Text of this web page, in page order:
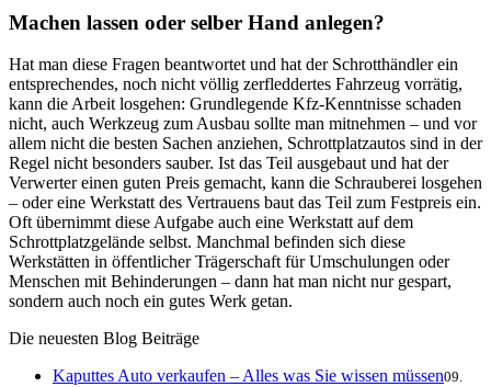
Machen lassen oder selber Hand anlegen?
Hat man diese Fragen beantwortet und hat der Schrotthändler ein
entsprechendes, noch nicht völlig zerfleddertes Fahrzeug vorrätig,
kann die Arbeit losgehen: Grundlegende Kfz-Kenntnisse schaden
nicht, auch Werkzeug zum Ausbau sollte man mitnehmen – und vor
allem nicht die besten Sachen anziehen, Schrottplatzautos sind in der
Regel nicht besonders sauber. Ist das Teil ausgebaut und hat der
Verwerter einen guten Preis gemacht, kann die Schrauberei losgehen
– oder eine Werkstatt des Vertrauens baut das Teil zum Festpreis ein.
Oft übernimmt diese Aufgabe auch eine Werkstatt auf dem
Schrottplatzgelände selbst. Manchmal befinden sich diese
Werkstätten in öffentlicher Trägerschaft für Umschulungen oder
Menschen mit Behinderungen – dann hat man nicht nur gespart,
sondern auch noch ein gutes Werk getan.
Die neuesten Blog Beiträge
Kaputtes Auto verkaufen – Alles was Sie wissen müssen09.